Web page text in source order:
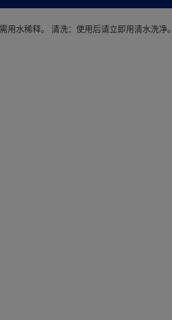
水稀释。 清洗：使用后请立即用清水洗净。